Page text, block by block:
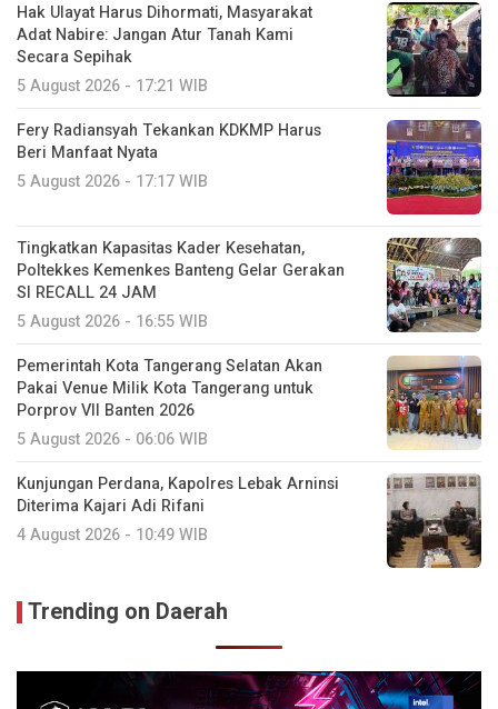
Hak Ulayat Harus Dihormati, Masyarakat
Adat Nabire: Jangan Atur Tanah Kami
Secara Sepihak
5 August 2026 - 17:21 WIB
Fery Radiansyah Tekankan KDKMP Harus
Beri Manfaat Nyata
5 August 2026 - 17:17 WIB
Tingkatkan Kapasitas Kader Kesehatan,
Poltekkes Kemenkes Banteng Gelar Gerakan
SI RECALL 24 JAM
5 August 2026 - 16:55 WIB
Pemerintah Kota Tangerang Selatan Akan
Pakai Venue Milik Kota Tangerang untuk
Porprov VII Banten 2026
5 August 2026 - 06:06 WIB
Kunjungan Perdana, Kapolres Lebak Arninsi
Diterima Kajari Adi Rifani
4 August 2026 - 10:49 WIB
Trending on Daerah